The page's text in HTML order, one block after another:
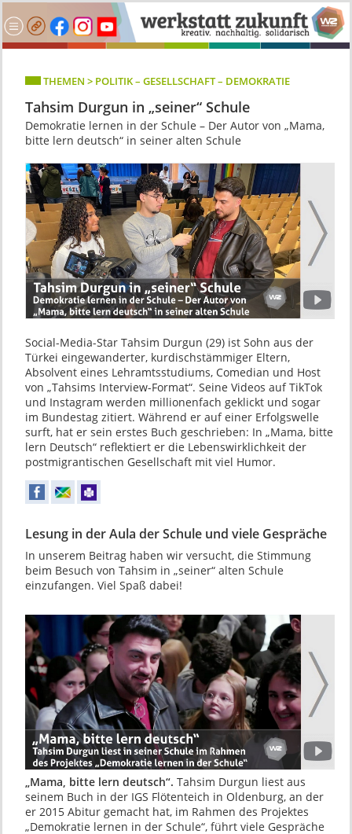
THEMEN > POLITIK – GESELLSCHAFT – DEMOKRATIE
Tahsim Durgun in „seiner“ Schule
Demokratie lernen in der Schule – Der Autor von „Mama,
bitte lern deutsch“ in seiner alten Schule
Social-Media-Star Tahsim Durgun (29) ist Sohn aus der
Türkei eingewanderter, kurdischstämmiger Eltern,
Absolvent eines Lehramtsstudiums, Comedian und Host
von „Tahsims Interview-Format“. Seine Videos auf TikTok
und Instagram werden millionenfach geklickt und sogar
im Bundestag zitiert. Während er auf einer Erfolgswelle
surft, hat er sein erstes Buch geschrieben: In „Mama, bitte
lern Deutsch“ reflektiert er die Lebenswirklichkeit der
postmigrantischen Gesellschaft mit viel Humor.
Lesung in der Aula der Schule und viele Gespräche
In unserem Beitrag haben wir versucht, die Stimmung
beim Besuch von Tahsim in „seiner“ alten Schule
einzufangen. Viel Spaß dabei!
„Mama, bitte lern deutsch“. Tahsim Durgun liest aus
seinem Buch in der IGS Flötenteich in Oldenburg, an der
er 2015 Abitur gemacht hat, im Rahmen des Projektes
„Demokratie lernen in der Schule“, führt viele Gespräche